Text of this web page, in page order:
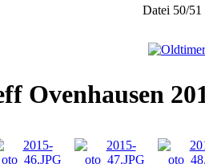
Datei 50/51
Ovenhausen